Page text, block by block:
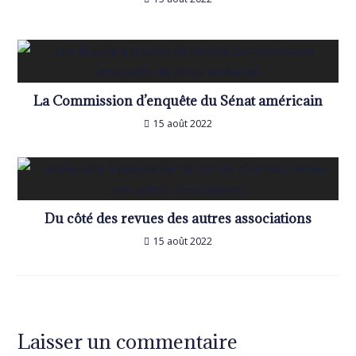
La Commission d’enquête du Sénat américain
15 août 2022
Du côté des revues des autres associations
15 août 2022
Laisser un commentaire